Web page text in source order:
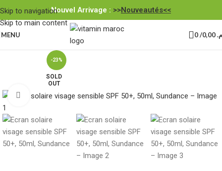
Skip to navigation
Skip to main content
Nouvel Arrivage : >>Nouveautés<<
MENU 0/
-23%
SOLD
OUT
Click to enlarge